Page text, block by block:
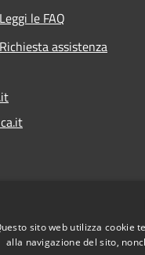
Leggi le FAQ
Richiesta assistenza
sito web utilizza cookie
alla navigazione del sito,